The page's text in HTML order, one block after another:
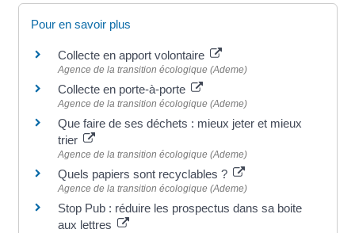
Pour en savoir plus
Collecte en apport volontaire
Agence de la transition écologique (Ademe)
Collecte en porte-à-porte
Agence de la transition écologique (Ademe)
Que faire de ses déchets : mieux jeter et mieux
trier
Agence de la transition écologique (Ademe)
Quels papiers sont recyclables ?
Agence de la transition écologique (Ademe)
Stop Pub : réduire les prospectus dans sa boite
aux lettres